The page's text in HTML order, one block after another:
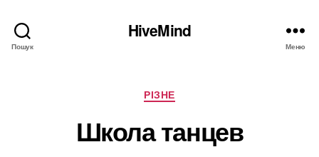
Пошук
HiveMind
Меню
Категорії
РІЗНЕ
Школа танцев